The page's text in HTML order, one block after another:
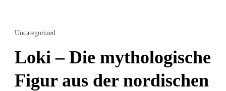
Uncategorized
Loki – Die mythologische
Figur aus der nordischen